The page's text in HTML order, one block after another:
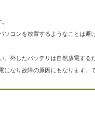
ソコンを放置するようなことは避
。外したバッテリは自然放電する
になり故障の原因にもなります。